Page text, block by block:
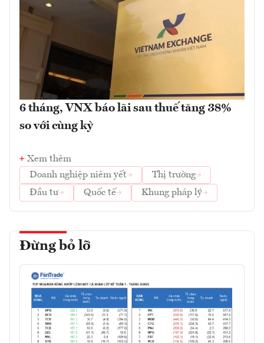
6 tháng, VNX báo lãi sau thuế tăng 38%
so với cùng kỳ
Xem thêm
Doanh nghiệp niêm yết
Thị trường
Đầu tư
Quốc tế Khung pháp lý
Đừng bỏ lỡ